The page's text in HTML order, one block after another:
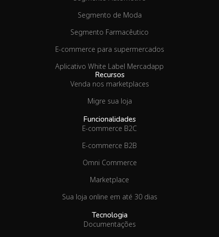
Segmento de Moda
Segmento Farmacêutico
E-commerce para supermercados
Aplicativo White Label Mercadapp
Recursos
Venda nos marketplaces
Migre sua loja
Funcionalidades
E-commerce B2C
E-commerce B2B
Omni Commerce
Marketplace
Sua loja online em até 30 dias
Tecnologia
Documentações